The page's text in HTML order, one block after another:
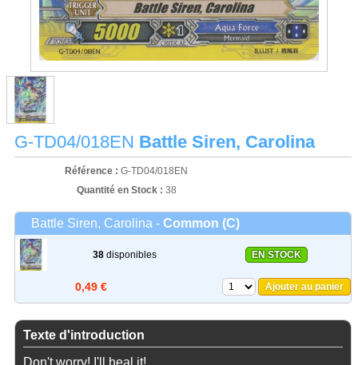
G-TD04/018EN Battle Siren, Carolina
Référence : G-TD04/018EN
Quantité en Stock : 38
Battle Siren, Carolina - Common (C)
38disponibles EN STOCK
0,49 € Ajouter au panier
Texte d'introduction
Don't worry! I'll heal it!